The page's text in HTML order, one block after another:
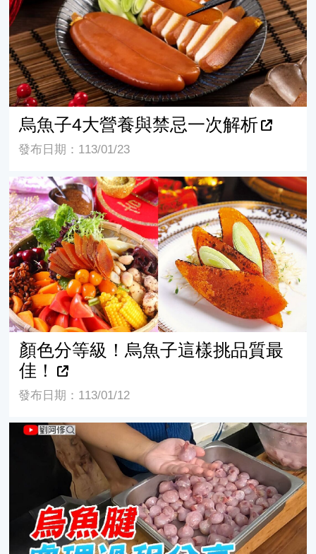
烏魚子4大營養與禁忌一次解析
發布日期：113/01/23
顏色分等級！烏魚子這樣挑品質最佳！
顏色分等級！烏魚子這樣挑品質最
佳！
發布日期：113/01/12
烏魚腱處理過程